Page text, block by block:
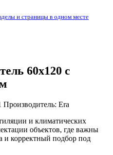
и страницы в одном месте
60х120 с
Производитель: Era
и климатических
объектов, где важны
и корректный подбор под